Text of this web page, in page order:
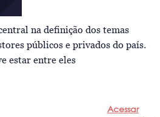
na definição dos temas
públicos e privados do país.
estar entre eles
Acessar